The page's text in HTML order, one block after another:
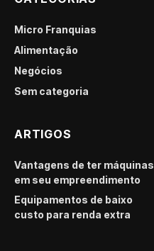
Micro Franquias
Alimentação
Negócios
Sem categoria
ARTIGOS
Vantagens de ter máquinas
em seu empreendimento
Equipamentos de baixo
custo para renda extra